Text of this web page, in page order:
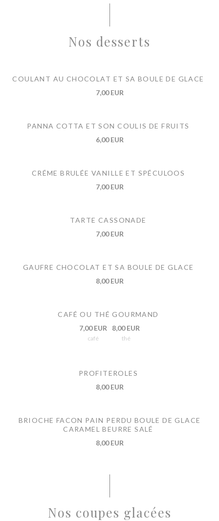
Nos desserts
COULANT AU CHOCOLAT ET SA BOULE DE GLACE
7,00 EUR
PANNA COTTA ET SON COULIS DE FRUITS
6,00 EUR
CRÉME BRULÉE VANILLE ET SPÉCULOOS
7,00 EUR
TARTE CASSONADE
7,00 EUR
GAUFRE CHOCOLAT ET SA BOULE DE GLACE
8,00 EUR
CAFÉ OU THÉ GOURMAND
7,00 EUR
café
8,00 EUR
thé
PROFITEROLES
8,00 EUR
BRIOCHE FACON PAIN PERDU BOULE DE GLACE
CARAMEL BEURRE SALÉ
8,00 EUR
Nos coupes glacées